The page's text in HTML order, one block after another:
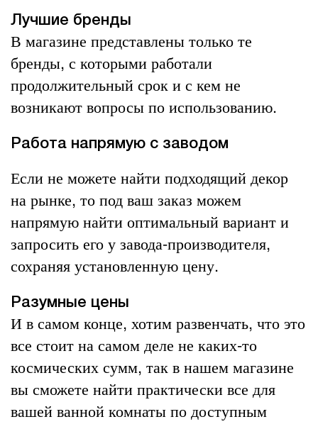
Лучшие бренды
В магазине представлены только те
бренды, с которыми работали
продолжительный срок и с кем не
возникают вопросы по использованию.
Работа напрямую с заводом
Если не можете найти подходящий декор
на рынке, то под ваш заказ можем
напрямую найти оптимальный вариант и
запросить его у завода-производителя,
сохраняя установленную цену.
Разумные цены
И в самом конце, хотим развенчать, что это
все стоит на самом деле не каких-то
космических сумм, так в нашем магазине
вы сможете найти практически все для
вашей ванной комнаты по доступным